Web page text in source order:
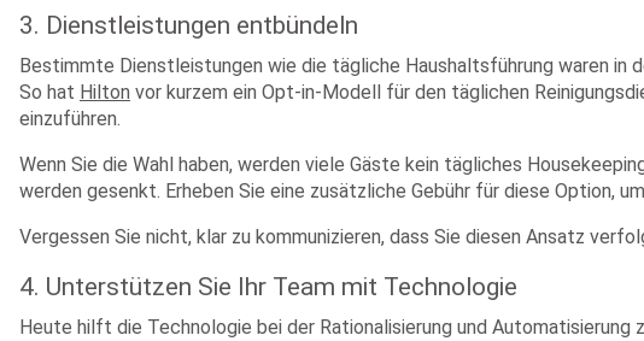
3. Dienstleistungen entbündeln
Bestimmte Dienstleistungen wie die tägliche Haushaltsführung waren in
So hat Hilton vor kurzem ein Opt-in-Modell für den täglichen
einzuführen.
Wenn Sie die Wahl haben, werden viele Gäste kein tägliches
werden gesenkt. Erheben Sie eine zusätzliche Gebühr für diese Option,
Vergessen Sie nicht, klar zu kommunizieren, dass Sie diesen Ansatz
4. Unterstützen Sie Ihr Team mit Technologie
Heute hilft die Technologie bei der Rationalisierung und